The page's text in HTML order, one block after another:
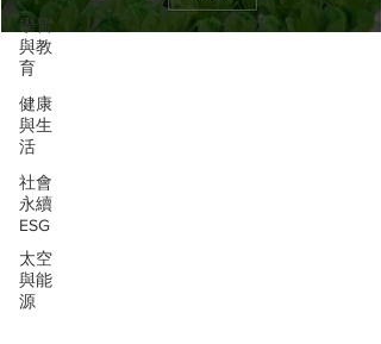
學習
與教
育
健康
與生
活
社會
永續
ESG
太空
與能
源